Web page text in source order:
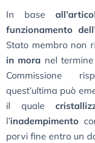
In base
funzionamento
Stato membro non
in mora nel
Commissione
quest’ultima può
il quale
l’inadempimento
porvi fine entro un